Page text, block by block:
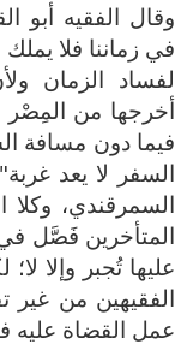
وقال الفقيه أبو
في زماننا فلا
لفساد الزمان
أخرجها من المِصْر
فيما دون مسافة
السفر لا يعد
السمرقندي،
المتأخرين فَصَّل
عليها تُجبر وإلا
الفقيهين من غير
عمل القضاة عليه